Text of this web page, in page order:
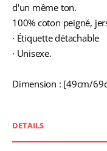
d'un même ton.
100% coton peigné,
· Étiquette détachable
· Unisexe.
Dimension : [49cm/
DETAILS